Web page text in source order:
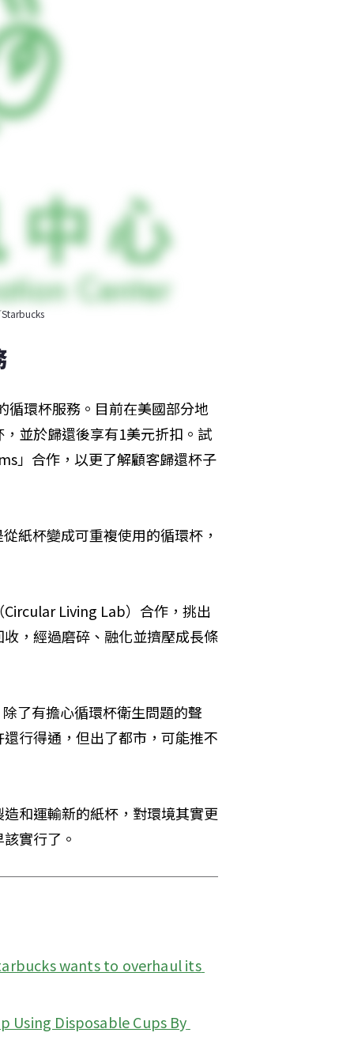
循環杯服務。目前在美國部分地
並於歸還後享有1美元折扣。試
」合作，以更了解顧客歸還杯子
紙杯變成可重複使用的循環杯，
Living Lab）合作，挑出
，經過磨碎、融化並擠壓成長條
了有擔心循環杯衛生問題的聲
行得通，但出了都市，可能推不
和運輸新的紙杯，對環境其實更
實行了。
wants to overhaul its
Using Disposable Cups By